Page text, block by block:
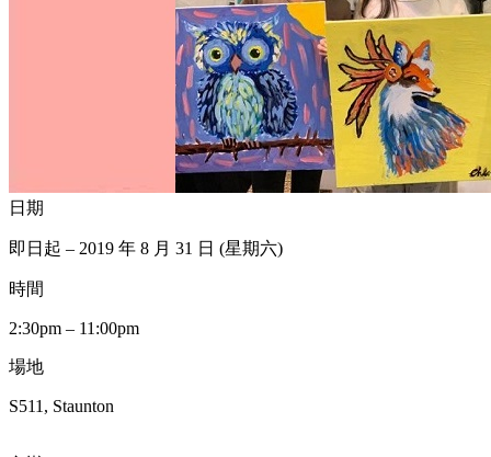
日期
即日起 – 2019 年 8 月 31 日 (星期六)
時間
2:30pm – 11:00pm
場地
S511, Staunton